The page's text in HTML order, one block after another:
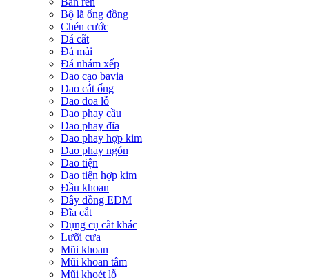
Bộ lã ống đồng
Chén cước
Đá cắt
Đá mài
Đá nhám xếp
Dao cạo bavia
Dao cắt ống
Dao doa lỗ
Dao phay cầu
Dao phay đĩa
Dao phay hợp kim
Dao phay ngón
Dao tiện
Dao tiện hợp kim
Đầu khoan
Dây đồng EDM
Đĩa cắt
Dụng cụ cắt khác
Lưỡi cưa
Mũi khoan
Mũi khoan tâm
Mũi khoét lỗ